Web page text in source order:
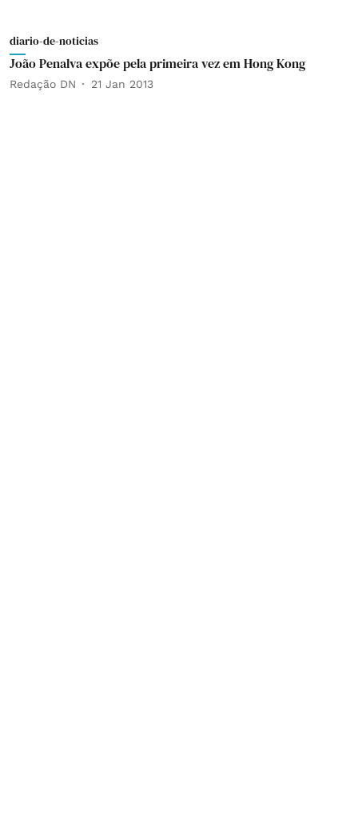
diario-de-noticias
João Penalva expõe pela primeira vez em Hong Kong
Redação DN 21 Jan 2013